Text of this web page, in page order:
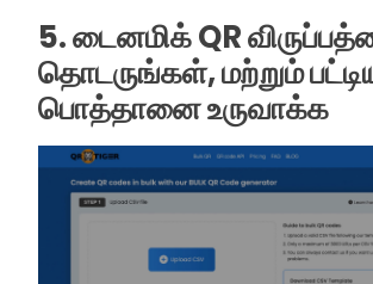
5. டைனமிக் QR
தொடருங்கள், மற்றும்
பொத்தானை உருவாக்க